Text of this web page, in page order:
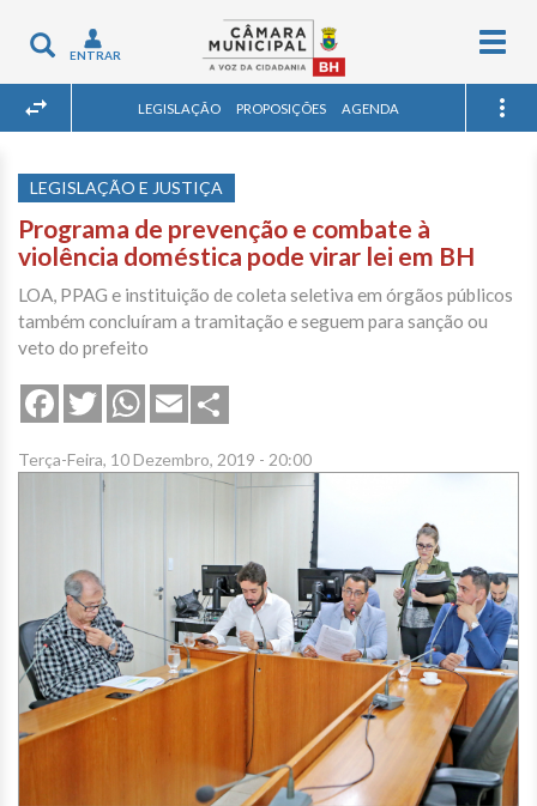
Toggle
navigation
ENTRAR
LEGISLAÇÃO PROPOSIÇÕES AGENDA
LEGISLAÇÃO E JUSTIÇA
Programa de prevenção e combate à
violência doméstica pode virar lei em BH
LOA, PPAG e instituição de coleta seletiva em órgãos públicos
também concluíram a tramitação e seguem para sanção ou
veto do prefeito
FacebookTwitterWhatsApp
Email
Terça-Feira, 10 Dezembro, 2019 - 20:00